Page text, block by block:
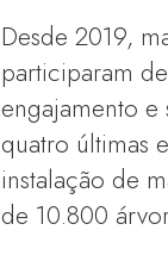
Desde 2019,
participaram
engajamento e
quatro últimas
instalação de
de 10.800